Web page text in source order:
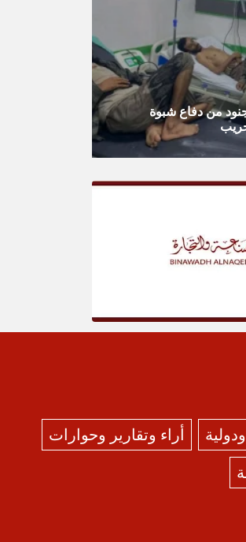
وإصابة 7 جنود من دفاع شبوة
أراء وتقارير وحوارات